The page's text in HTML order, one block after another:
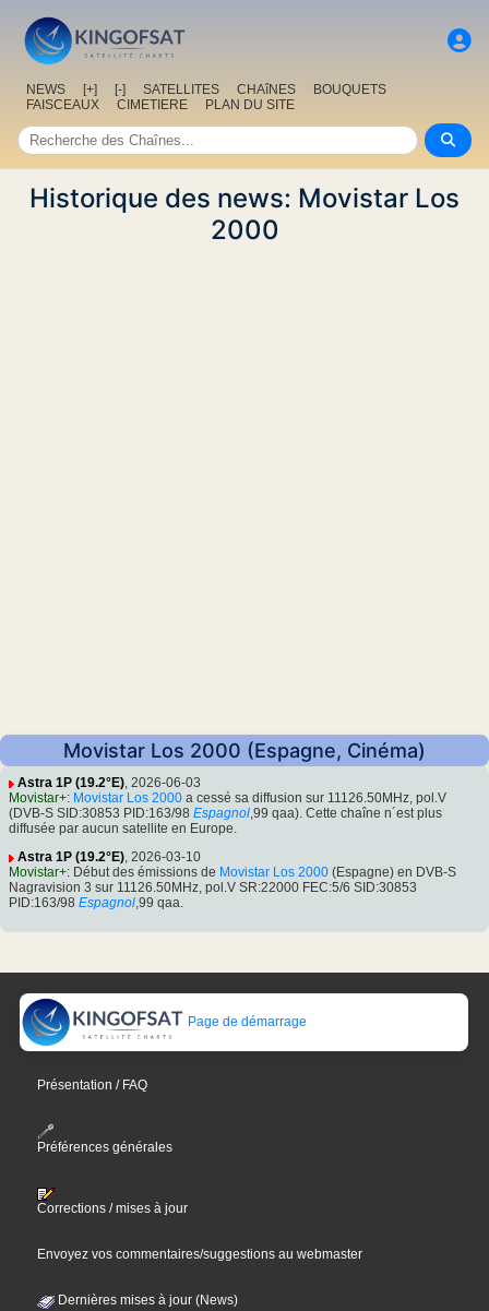
NEWS [+] [-] SATELLITES CHAîNES
BOUQUETS
FAISCEAUX
CIMETIERE PLAN DU SITE
Historique des news: Movistar Los
2000
Movistar Los 2000 (Espagne, Cinéma)
Astra 1P (19.2°E), 2026-06-03
Movistar+: Movistar Los 2000 a cessé sa diffusion sur 11126.50MHz, pol.V
(DVB-S SID:30853 PID:163/98 Espagnol,99 qaa). Cette chaîne n´est plus
diffusée par aucun satellite en Europe.
Astra 1P (19.2°E), 2026-03-10
Movistar+: Début des émissions de Movistar Los 2000 (Espagne) en DVB-S
Nagravision 3 sur 11126.50MHz, pol.V SR:22000 FEC:5/6 SID:30853
PID:163/98 Espagnol,99 qaa.
Page de démarrage
Présentation / FAQ
Préférences générales
Corrections / mises à jour
Envoyez vos commentaires/suggestions au webmaster
Dernières mises à jour (News)